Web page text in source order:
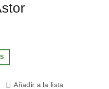
Añadir a la lista